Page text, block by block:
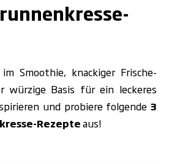
Smoothie, knackiger Frische-
würzige Basis für ein leckeres
und probiere folgende 3
Rezepteaus!